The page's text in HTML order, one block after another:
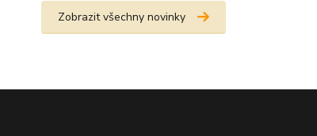
Zobrazit všechny novinky